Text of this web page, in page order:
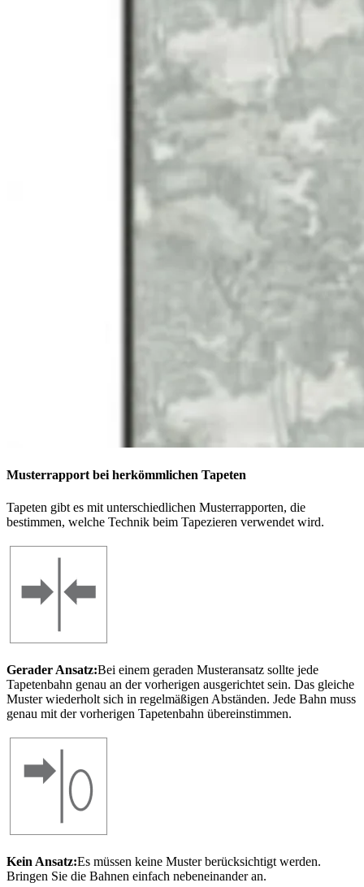
Musterrapport bei herkömmlichen Tapeten
Tapeten gibt es mit unterschiedlichen Musterrapporten, die
bestimmen, welche Technik beim Tapezieren verwendet wird.
Gerader Ansatz:Bei einem geraden Musteransatz sollte jede
Tapetenbahn genau an der vorherigen ausgerichtet sein. Das gleiche
Muster wiederholt sich in regelmäßigen Abständen. Jede Bahn muss
genau mit der vorherigen Tapetenbahn übereinstimmen.
Kein Ansatz:Es müssen keine Muster berücksichtigt werden.
Bringen Sie die Bahnen einfach nebeneinander an.